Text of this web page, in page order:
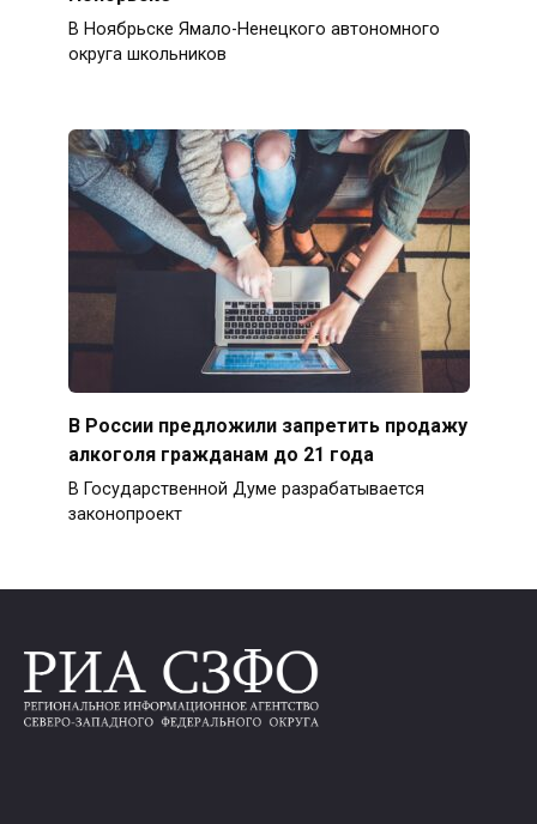
В Ноябрьске Ямало-Ненецкого автономного
округа школьников
В России предложили запретить продажу
алкоголя гражданам до 21 года
В Государственной Думе разрабатывается
законопроект